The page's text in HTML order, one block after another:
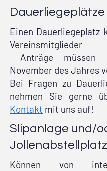
Dauerliegeplätze
Einen Dauerliegeplatz
Vereinsmitglieder
Anträge müssen
November des Jahres
Bei Fragen zu
nehmen Sie gerne
Kontakt mit uns auf!
Slipanlage und/
Jollenabstellplatz
Können von